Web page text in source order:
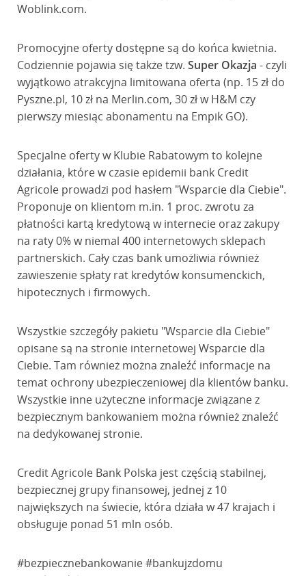
Woblink.com.
Promocyjne oferty dostępne są do końca kwietnia.
Codziennie pojawia się także tzw. Super Okazja - czyli
wyjątkowo atrakcyjna limitowana oferta (np. 15 zł do
Pyszne.pl, 10 zł na Merlin.com, 30 zł w H&M czy
pierwszy miesiąc abonamentu na Empik GO).
Specjalne oferty w Klubie Rabatowym to kolejne
działania, które w czasie epidemii bank Credit
Agricole prowadzi pod hasłem "Wsparcie dla Ciebie".
Proponuje on klientom m.in. 1 proc. zwrotu za
płatności kartą kredytową w internecie oraz zakupy
na raty 0% w niemal 400 internetowych sklepach
partnerskich. Cały czas bank umożliwia również
zawieszenie spłaty rat kredytów konsumenckich,
hipotecznych i firmowych.
Wszystkie szczegóły pakietu "Wsparcie dla Ciebie"
opisane są na stronie internetowej Wsparcie dla
Ciebie. Tam również można znaleźć informacje na
temat ochrony ubezpieczeniowej dla klientów banku.
Wszystkie inne użyteczne informacje związane z
bezpiecznym bankowaniem można również znaleźć
na dedykowanej stronie.
Credit Agricole Bank Polska jest częścią stabilnej,
bezpiecznej grupy finansowej, jednej z 10
największych na świecie, która działa w 47 krajach i
obsługuje ponad 51 mln osób.
#bezpiecznebankowanie #bankujzdomu